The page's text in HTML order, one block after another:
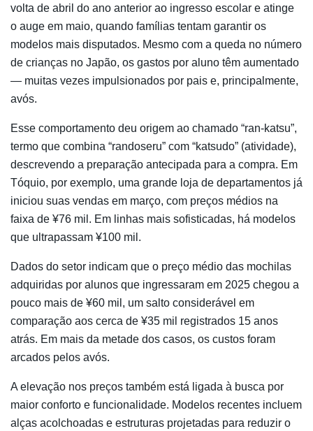
volta de abril do ano anterior ao ingresso escolar e atinge
o auge em maio, quando famílias tentam garantir os
modelos mais disputados. Mesmo com a queda no número
de crianças no Japão, os gastos por aluno têm aumentado
— muitas vezes impulsionados por pais e, principalmente,
avós.
Esse comportamento deu origem ao chamado “ran-katsu”,
termo que combina “randoseru” com “katsudo” (atividade),
descrevendo a preparação antecipada para a compra. Em
Tóquio, por exemplo, uma grande loja de departamentos já
iniciou suas vendas em março, com preços médios na
faixa de ¥76 mil. Em linhas mais sofisticadas, há modelos
que ultrapassam ¥100 mil.
Dados do setor indicam que o preço médio das mochilas
adquiridas por alunos que ingressaram em 2025 chegou a
pouco mais de ¥60 mil, um salto considerável em
comparação aos cerca de ¥35 mil registrados 15 anos
atrás. Em mais da metade dos casos, os custos foram
arcados pelos avós.
A elevação nos preços também está ligada à busca por
maior conforto e funcionalidade. Modelos recentes incluem
alças acolchoadas e estruturas projetadas para reduzir o